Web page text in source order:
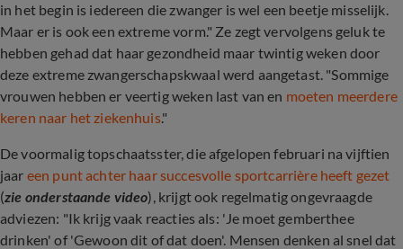
in het begin is iedereen die zwanger is wel een beetje misselijk.
Maar er is ook een extreme vorm." Ze zegt vervolgens geluk te
hebben gehad dat haar gezondheid maar twintig weken door
deze extreme zwangerschapskwaal werd aangetast. "Sommige
vrouwen hebben er veertig weken last van en moeten meerdere
keren naar het ziekenhuis."
De voormalig topschaatsster, die afgelopen februari na vijftien
jaar een punt achter haar succesvolle sportcarrière heeft gezet
(zie onderstaande video), krijgt ook regelmatig ongevraagde
adviezen: "Ik krijg vaak reacties als: 'Je moet gemberthee
drinken' of 'Gewoon dit of dat doen'. Mensen denken al snel dat